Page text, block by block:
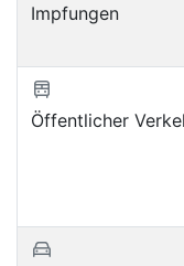
Impfungen
Öffentlicher